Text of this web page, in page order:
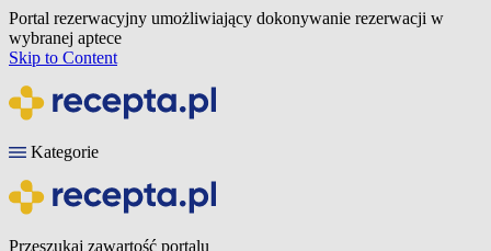
Portal rezerwacyjny umożliwiający dokonywanie rezerwacji w
wybranej aptece
Skip to Content
Kategorie
Przeszukaj zawartość portalu